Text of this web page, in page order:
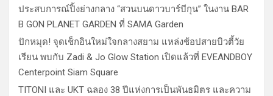
ประสบการณ์ปิ้งย่างกลาง “สวนบนดาวบาร์บีกุน” ในงาน BAR
B GON PLANET GARDEN ที่ SAMA Garden
ปักหมุด! จุดเช็กอินใหม่ใจกลางสยาม แหล่งช้อปสายบิวตี้วัย
เรียน พบกับ Zadi & Jo Glow Station เปิดแล้วที่ EVEANDBOY
Centerpoint Siam Square
TITONI และ UKT ฉลอง 38 ปีแห่งการเป็นพันธมิตร และความ